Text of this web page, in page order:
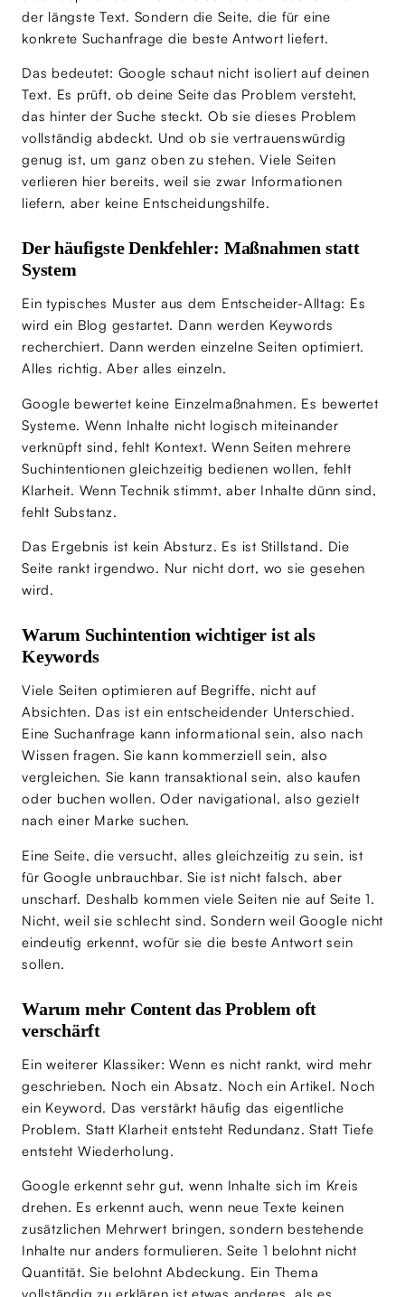
der längste Text. Sondern die Seite, die für eine
konkrete Suchanfrage die beste Antwort liefert.
Das bedeutet: Google schaut nicht isoliert auf deinen
Text. Es prüft, ob deine Seite das Problem versteht,
das hinter der Suche steckt. Ob sie dieses Problem
vollständig abdeckt. Und ob sie vertrauenswürdig
genug ist, um ganz oben zu stehen. Viele Seiten
verlieren hier bereits, weil sie zwar Informationen
liefern, aber keine Entscheidungshilfe.
Der häufigste Denkfehler: Maßnahmen statt
System
Ein typisches Muster aus dem Entscheider-Alltag: Es
wird ein Blog gestartet. Dann werden Keywords
recherchiert. Dann werden einzelne Seiten optimiert.
Alles richtig. Aber alles einzeln.
Google bewertet keine Einzelmaßnahmen. Es bewertet
Systeme. Wenn Inhalte nicht logisch miteinander
verknüpft sind, fehlt Kontext. Wenn Seiten mehrere
Suchintentionen gleichzeitig bedienen wollen, fehlt
Klarheit. Wenn Technik stimmt, aber Inhalte dünn sind,
fehlt Substanz.
Das Ergebnis ist kein Absturz. Es ist Stillstand. Die
Seite rankt irgendwo. Nur nicht dort, wo sie gesehen
wird.
Warum Suchintention wichtiger ist als
Keywords
Viele Seiten optimieren auf Begriffe, nicht auf
Absichten. Das ist ein entscheidender Unterschied.
Eine Suchanfrage kann informational sein, also nach
Wissen fragen. Sie kann kommerziell sein, also
vergleichen. Sie kann transaktional sein, also kaufen
oder buchen wollen. Oder navigational, also gezielt
nach einer Marke suchen.
Eine Seite, die versucht, alles gleichzeitig zu sein, ist
für Google unbrauchbar. Sie ist nicht falsch, aber
unscharf. Deshalb kommen viele Seiten nie auf Seite 1.
Nicht, weil sie schlecht sind. Sondern weil Google nicht
eindeutig erkennt, wofür sie die beste Antwort sein
sollen.
Warum mehr Content das Problem oft
verschärft
Ein weiterer Klassiker: Wenn es nicht rankt, wird mehr
geschrieben. Noch ein Absatz. Noch ein Artikel. Noch
ein Keyword. Das verstärkt häufig das eigentliche
Problem. Statt Klarheit entsteht Redundanz. Statt Tiefe
entsteht Wiederholung.
Google erkennt sehr gut, wenn Inhalte sich im Kreis
drehen. Es erkennt auch, wenn neue Texte keinen
zusätzlichen Mehrwert bringen, sondern bestehende
Inhalte nur anders formulieren. Seite 1 belohnt nicht
Quantität. Sie belohnt Abdeckung. Ein Thema